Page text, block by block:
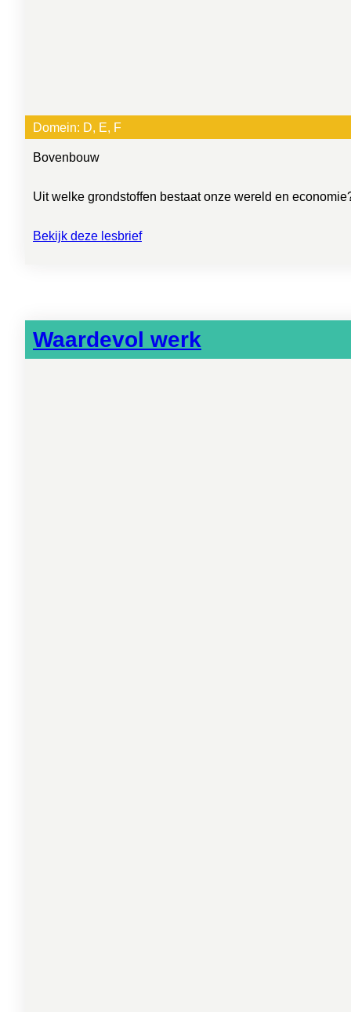
Domein: D, E, F
Bovenbouw
Uit welke grondstoffen bestaat onze wereld en
Bekijk deze lesbrief
Waardevol werk